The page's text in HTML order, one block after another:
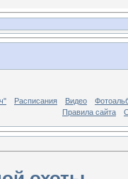
Расписания Видео
Правила сайта